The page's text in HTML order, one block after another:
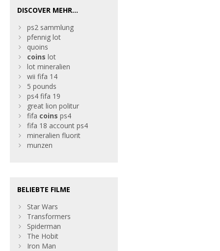
DISCOVER MEHR...
ps2 sammlung
pfennig lot
quoins
coins lot
lot mineralien
wii fifa 14
5 pounds
ps4 fifa 19
great lion politur
fifa coins ps4
fifa 18 account ps4
mineralien fluorit
munzen
BELIEBTE FILME
Star Wars
Transformers
Spiderman
The Hobit
Iron Man